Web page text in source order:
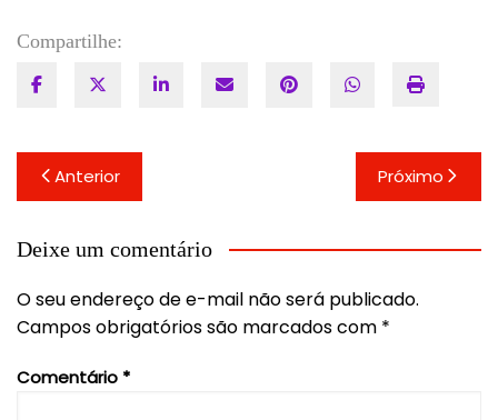
Compartilhe:
Navegação
de
Post
Anterior Próximo
Deixe um comentário
O seu endereço de e-mail não será publicado.
Campos obrigatórios são marcados com *
Comentário *